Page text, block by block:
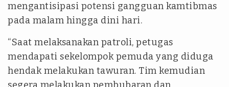
mengantisipasi potensi gangguan kamtibmas
pada malam hingga dini hari.
“Saat melaksanakan patroli, petugas
mendapati sekelompok pemuda yang diduga
hendak melakukan tawuran. Tim kemudian